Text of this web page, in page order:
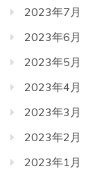
2023年7月
2023年6月
2023年5月
2023年4月
2023年3月
2023年2月
2023年1月